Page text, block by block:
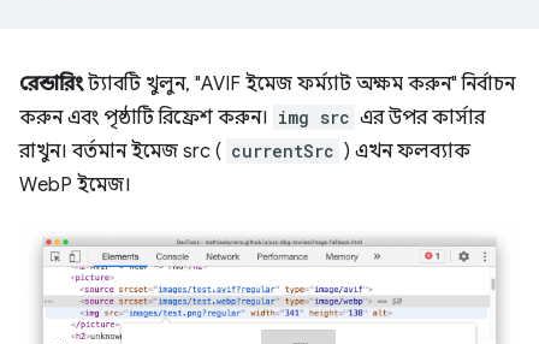
রেন্ডারিংট্যাবটি খুলুন, "AVIF ইমেজ ফর্ম্যাট অক্ষম করুন" নির্বাচন
করুন এবং পৃষ্ঠাটি রিফ্রেশ করুন। img src এর উপর কার্সার
রাখুন। বর্তমান ইমেজ src ( currentSrc ) এখন ফলব্যাক
WebP ইমেজ।